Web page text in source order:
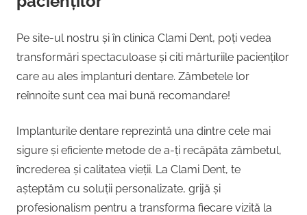
Pe site-ul nostru și în clinica Clami Dent, poți vedea
transformări spectaculoase și citi mărturiile pacienților
care au ales implanturi dentare. Zâmbetele lor
reînnoite sunt cea mai bună recomandare!
Implanturile dentare reprezintă una dintre cele mai
sigure și eficiente metode de a-ți recăpăta zâmbetul,
încrederea și calitatea vieții. La Clami Dent, te
așteptăm cu soluții personalizate, grijă și
profesionalism pentru a transforma fiecare vizită la